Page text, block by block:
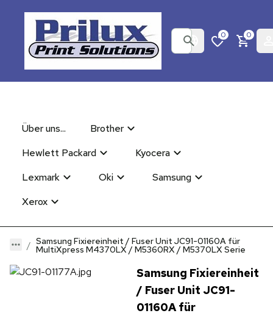
0 0
Über uns...
Brother
Hewlett Packard
Kyocera
Lexmark
Oki
Samsung
Xerox
Samsung Fixiereinheit / Fuser Unit JC91-01160A für
MultiXpress M4370LX / M5360RX / M5370LX Serie
Samsung Fixiereinheit
/ Fuser Unit JC91-
01160A für